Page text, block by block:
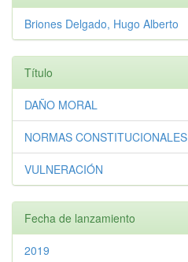
Briones Delgado, Hugo Alberto
Título
DAÑO MORAL
NORMAS CONSTITUCIONALES
VULNERACIÓN
Fecha de lanzamiento
2019